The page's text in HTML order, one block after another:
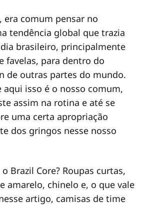
era comum pensar no
tendência global que trazia
brasileiro, principalmente
favelas, para dentro do
de outras partes do mundo.
aqui isso é o nosso comum,
assim na rotina e até se
uma certa apropriação
dos gringos nesse nosso
Brazil Core? Roupas curtas,
amarelo, chinelo e, o que vale
artigo, camisas de time